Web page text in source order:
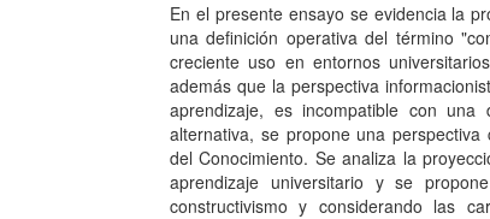
En el presente ensayo se evidencia la
una definición operativa del término
creciente uso en entornos
además que la perspectiva
aprendizaje, es incompatible con una
alternativa, se propone una
del Conocimiento. Se analiza la
aprendizaje universitario y se
constructivismo y considerando las